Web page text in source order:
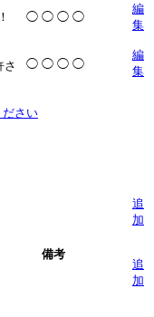
◯ ◯ ◯ ◯
編
集
さ
◯ ◯ ◯ ◯
編
集
ださい
備考
追
加
追
加